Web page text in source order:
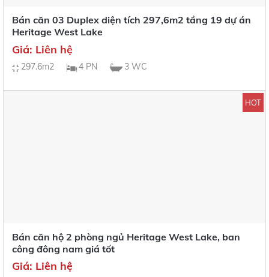
Bán căn 03 Duplex diện tích 297,6m2 tầng 19 dự án
Heritage West Lake
Giá: Liên hệ
297.6m2 4 PN 3 WC
HOT
Bán căn hộ 2 phòng ngủ Heritage West Lake, ban
công đông nam giá tốt
Giá: Liên hệ